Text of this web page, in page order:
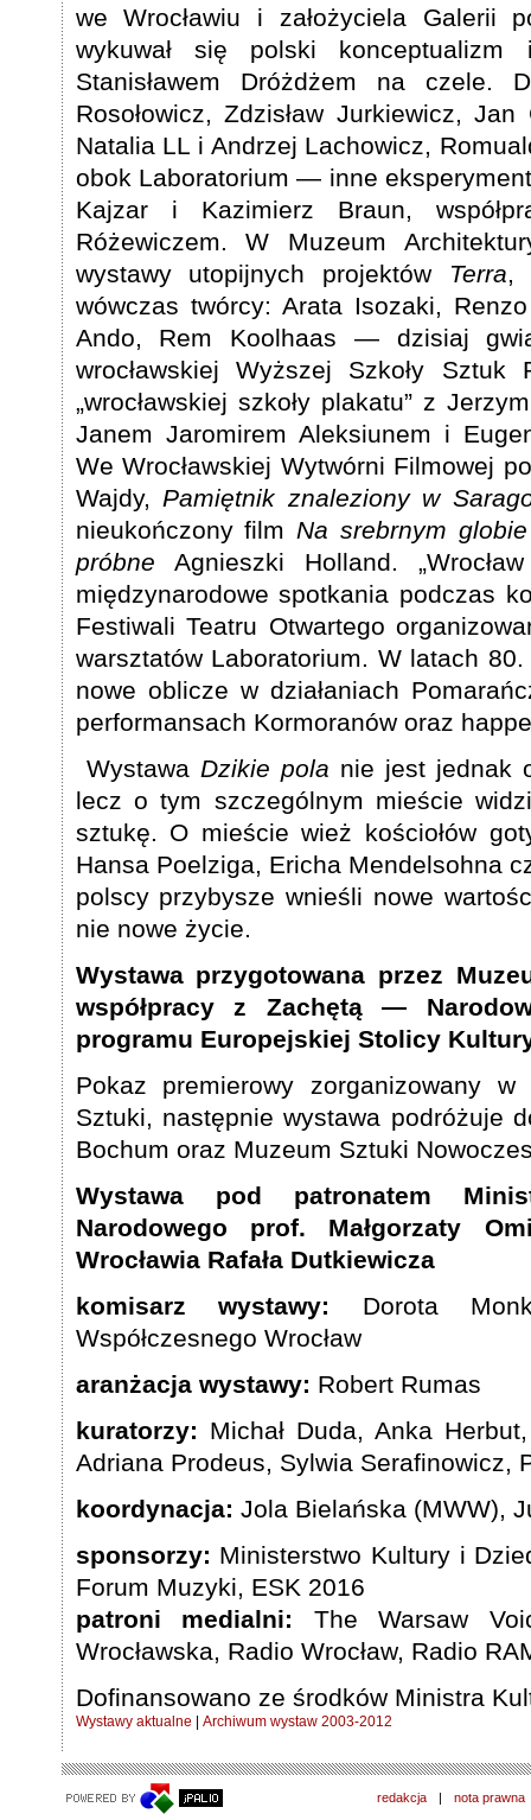
we Wrocławiu i założyciela Galerii
wykuwał się polski
Stanisławem Dróżdżem na czele.
Rosołowicz, Zdzisław Jurkiewicz, Jan
Natalia LL i Andrzej Lachowicz,
obok Laboratorium — inne
Kajzar i Kazimierz Braun,
Różewiczem. W Muzeum
wystawy utopijnych projektów Terra,
wówczas twórcy: Arata Isozaki,
Ando, Rem Koolhaas — dzisiaj
wrocławskiej Wyższej Szkoły Sztuk
„wrocławskiej szkoły plakatu” z
Janem Jaromirem Aleksiunem i
We Wrocławskiej Wytwórni Filmowej
Wajdy, Pamiętnik znaleziony w
nieukończony film Na srebrnym globie
próbne Agnieszki Holland.
międzynarodowe spotkania podczas
Festiwali Teatru Otwartego
warsztatów Laboratorium. W latach
nowe oblicze w działaniach
performansach Kormoranów oraz
Wystawa Dzikie pola nie jest jednak
lecz o tym szczególnym mieście
sztukę. O mieście wież kościołów
Hansa Poelziga, Ericha Mendelsohna
polscy przybysze wnieśli nowe
nie nowe życie.
Wystawa przygotowana przez
współpracy z Zachętą —
programu Europejskiej Stolicy
Pokaz premierowy zorganizowany
Sztuki, następnie wystawa podróżuje
Bochum oraz Muzeum Sztuki
Wystawa pod patronatem
Narodowego prof. Małgorzaty
Wrocławia Rafała Dutkiewicza
komisarz wystawy: Dorota
Współczesnego Wrocław
aranżacja wystawy: Robert Rumas
kuratorzy: Michał Duda, Anka
Adriana Prodeus, Sylwia Serafinowicz,
koordynacja: Jola Bielańska (MWW),
sponsorzy: Ministerstwo Kultury i
Forum Muzyki, ESK 2016
patroni medialni: The Warsaw
Wrocławska, Radio Wrocław, Radio
Dofinansowano ze środków Ministra
Wystawy aktualne Archiwum wystaw 2003-2012
redakcja | nota prawna